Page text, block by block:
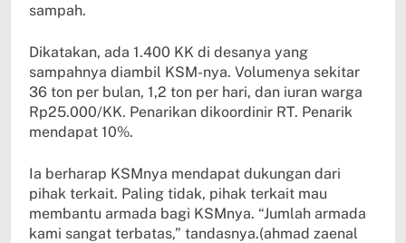
sampah.
Dikatakan, ada 1.400 KK di desanya yang
sampahnya diambil KSM-nya. Volumenya sekitar
36 ton per bulan, 1,2 ton per hari, dan iuran warga
Rp25.000/KK. Penarikan dikoordinir RT. Penarik
mendapat 10%.
Ia berharap KSMnya mendapat dukungan dari
pihak terkait. Paling tidak, pihak terkait mau
membantu armada bagi KSMnya. “Jumlah armada
kami sangat terbatas,” tandasnya.(ahmad zaenal